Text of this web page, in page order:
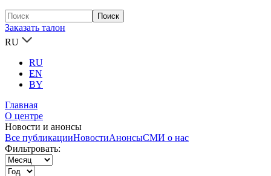
Заказать талон
RU
RU
EN
BY
Главная
О центре
Новости и анонсы
Все публикацииНовостиАнонсыСМИ о нас
Фильтровать: